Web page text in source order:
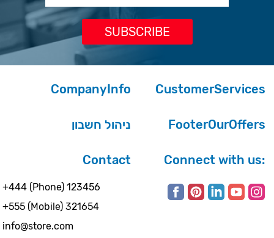
CompanyInfo CustomerServices
ניהול חשבון FooterOurOffers
Contact
+444 (Phone) 123456
+555 (Mobile) 321654
info@store.com
Connect with us: